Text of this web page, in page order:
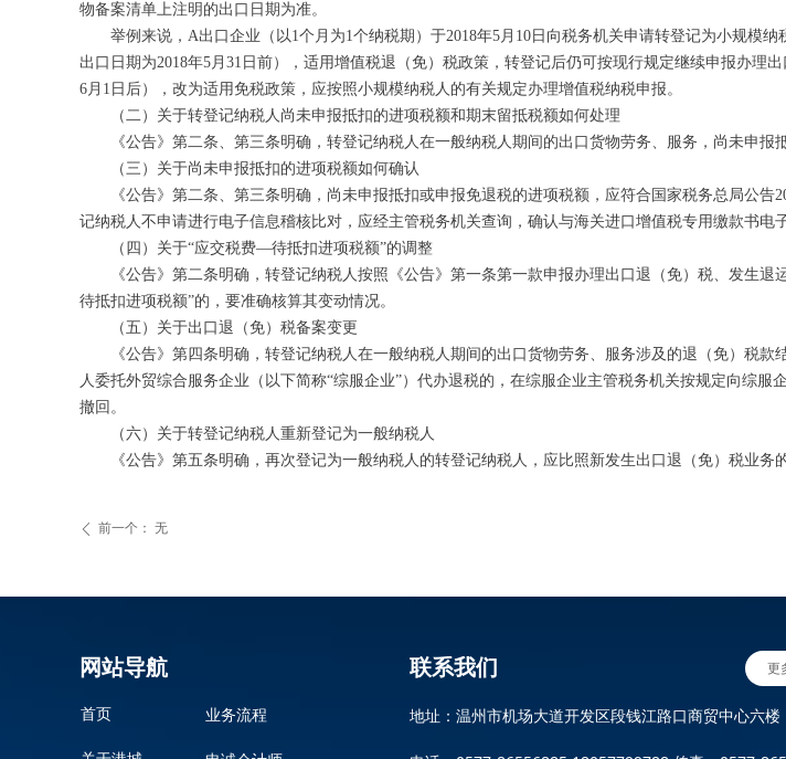
物备案清单上注明的出口日期为准。
举例来说，A出口企业（以1个月为1个纳税期）于2018年5月10日向税务机关申请转登记为小规模纳
出口日期为2018年5月31日前），适用增值税退（免）税政策，转登记后仍可按现行规定继续申报办理
6月1日后），改为适用免税政策，应按照小规模纳税人的有关规定办理增值税纳税申报。
（二）关于转登记纳税人尚未申报抵扣的进项税额和期末留抵税额如何处理
《公告》第二条、第三条明确，转登记纳税人在一般纳税人期间的出口货物劳务、服务，尚未申报
（三）关于尚未申报抵扣的进项税额如何确认
《公告》第二条、第三条明确，尚未申报抵扣或申报免退税的进项税额，应符合国家税务总局公告
记纳税人不申请进行电子信息稽核比对，应经主管税务机关查询，确认与海关进口增值税专用缴款书电
（四）关于“应交税费—待抵扣进项税额”的调整
《公告》第二条明确，转登记纳税人按照《公告》第一条第一款申报办理出口退（免）税、发生退
待抵扣进项税额”的，要准确核算其变动情况。
（五）关于出口退（免）税备案变更
《公告》第四条明确，转登记纳税人在一般纳税人期间的出口货物劳务、服务涉及的退（免）税款
人委托外贸综合服务企业（以下简称“综服企业”）代办退税的，在综服企业主管税务机关按规定向综
撤回。
（六）关于转登记纳税人重新登记为一般纳税人
《公告》第五条明确，再次登记为一般纳税人的转登记纳税人，应比照新发生出口退（免）税业务
ꄴ 前一个： 无
网站导航
首页 业务流程
联系我们
地址：温州市机场大道开发区段钱江路口商贸中心六楼
更